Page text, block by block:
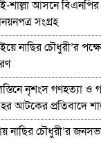
শাল্লা আসনে বিএনপির
সংগ্রহ
নাছির চৌধুরী’র
নৃশংস গণহত্যা ও
আটকের প্রতিবাদে
নাছির চৌধুরী’র